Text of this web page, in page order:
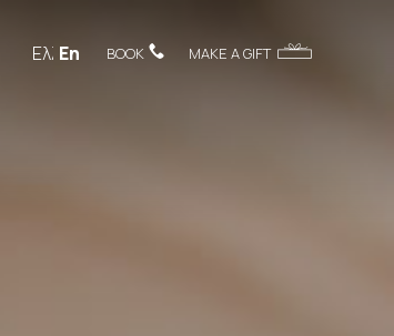
Ελληνικά
EnglishBOOK MAKE A GIFT